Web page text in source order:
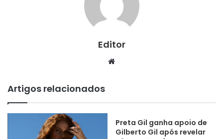
Editor
Website
Artigos relacionados
Preta Gil ganha apoio de
Gilberto Gil após revelar